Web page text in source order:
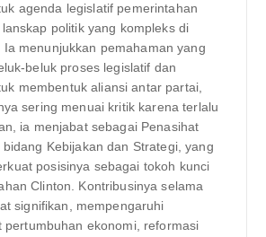
agenda legislatif pemerintahan
politik yang kompleks di
Ia menunjukkan pemahaman yang
beluk proses legislatif dan
membentuk aliansi antar partai,
sering menuai kritik karena terlalu
ia menjabat sebagai Penasihat
Kebijakan dan Strategi, yang
posisinya sebagai tokoh kunci
Clinton. Kontribusinya selama
signifikan, mempengaruhi
pertumbuhan ekonomi, reformasi